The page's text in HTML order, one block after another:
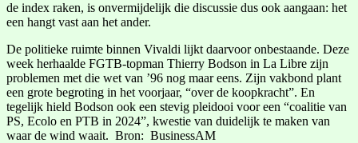
de index raken, is onvermijdelijk die discussie dus ook aangaan: het
een hangt vast aan het ander.
De politieke ruimte binnen Vivaldi lijkt daarvoor onbestaande. Deze
week herhaalde FGTB-topman Thierry Bodson in La Libre zijn
problemen met die wet van ’96 nog maar eens. Zijn vakbond plant
een grote begroting in het voorjaar, “over de koopkracht”. En
tegelijk hield Bodson ook een stevig pleidooi voor een “coalitie van
PS, Ecolo en PTB in 2024”, kwestie van duidelijk te maken van
waar de wind waait. Bron: BusinessAM